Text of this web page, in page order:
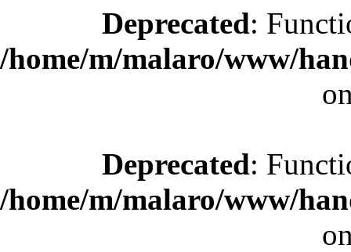
Deprecated:
/home/m/malaro/www/
Deprecated:
/home/m/malaro/www/